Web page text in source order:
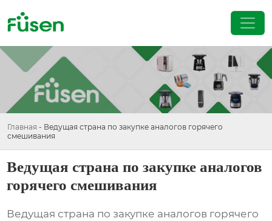
Главная - Ведущая страна по закупке аналогов горячего
смешивания
Ведущая страна по закупке аналогов
горячего смешивания
Ведущая страна по закупке аналогов горячего